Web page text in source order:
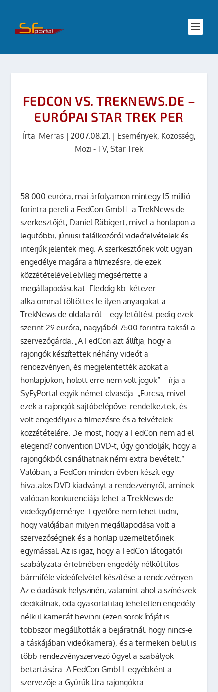
FEDCON VS. TREKNEWS.DE –
EURÓPAI STAR TREK PER
Írta: Merras| 2007.08.21. | Események, Közösség,
Mozi - TV, Star Trek
58.000 euróra, mai árfolyamon mintegy 15 millió
forintra pereli a FedCon GmbH. a TrekNews.de
szerkesztőjét, Daniel Räbigert, mivel a honlapon a
legutóbbi, júniusi találkozóról videófelvételek és
interjúk jelentek meg. A szerkesztőnek volt ugyan
engedélye magára a filmezésre, de ezek
közzétételével elvileg megsértette a
megállapodásukat. Eleddig kb. kétezer
alkalommal töltöttek le ilyen anyagokat a
TrekNews.de oldalairól – egy letöltést pedig ezek
szerint 29 euróra, nagyjából 7500 forintra taksál a
szervezőgárda. „A FedCon azt állítja, hogy a
rajongók készítettek néhány videót a
rendezvényen, és megjelentették azokat a
honlapjukon, holott erre nem volt joguk” – írja a
SyFyPortal egyik német olvasója. „Furcsa, mivel
ezek a rajongók sajtóbelépővel rendelkeztek, és
volt engedélyük a filmezésre és a felvételek
közzétételére. De most, hogy a FedCon nem ad el
elegend? convention DVD-t, úgy gondolják, hogy a
rajongókból csinálhatnak némi extra bevételt.”
Valóban, a FedCon minden évben készít egy
hivatalos DVD kiadványt a rendezvényről, aminek
valóban konkurenciája lehet a TrekNews.de
videógyűjteménye. Egyelőre nem lehet tudni,
hogy valójában milyen megállapodása volt a
szervezőségnek és a honlap üzemeltetőinek
egymással. Az is igaz, hogy a FedCon látogatói
szabályzata értelmében engedély nélkül tilos
bármiféle videófelvétel készítése a rendezvényen.
Az előadások helyszínén, valamint ahol a színészek
dedikálnak, oda gyakorlatilag lehetetlen engedély
nélkül kamerát bevinni (ezen sorok íróját is
többször megállították a bejáratnál, hogy nincs-e
a táskájában videókamera), és a termeken belül is
több rendezvényszervező ügyel a szabályok
betartására. A FedCon GmbH. egyébként a
szervezője a Gyűrűk Ura rajongókra